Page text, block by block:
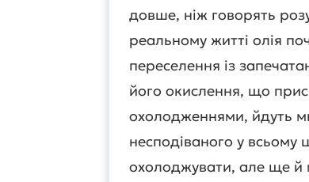
довше, ніж говорять
реальному житті олія
переселення із
його окислення, що
охолодженнями, йдуть
несподіваного у всьому
охолоджувати, але ще й